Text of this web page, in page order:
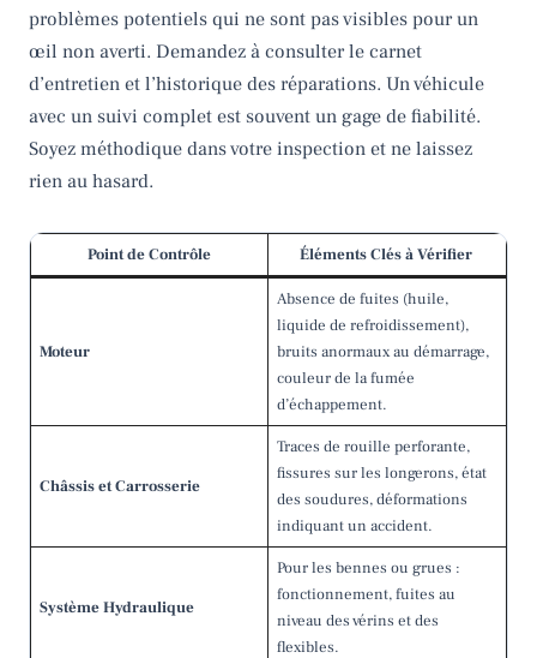
problèmes potentiels qui ne sont pas visibles pour un
œil non averti. Demandez à consulter le carnet
d’entretien et l’historique des réparations. Un véhicule
avec un suivi complet est souvent un gage de fiabilité.
Soyez méthodique dans votre inspection et ne laissez
rien au hasard.
Point de Contrôle Éléments Clés à Vérifier
Moteur
Absence de fuites (huile,
liquide de refroidissement),
bruits anormaux au démarrage,
couleur de la fumée
d’échappement.
Châssis et Carrosserie
Traces de rouille perforante,
fissures sur les longerons, état
des soudures, déformations
indiquant un accident.
Système Hydraulique
Pour les bennes ou grues :
fonctionnement, fuites au
niveau des vérins et des
flexibles.